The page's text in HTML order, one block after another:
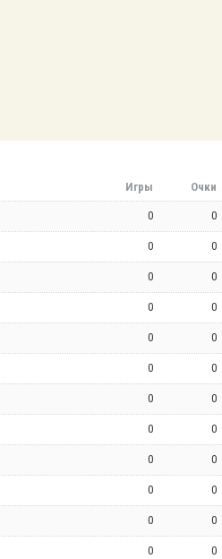
Игры Очки
0 0
0 0
0 0
0 0
0 0
0 0
0 0
0 0
0 0
0 0
0 0
0 0